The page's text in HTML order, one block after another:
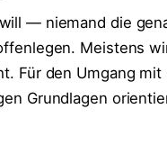
— niemand die
Meistens
Für den Umgang mit
Grundlagen